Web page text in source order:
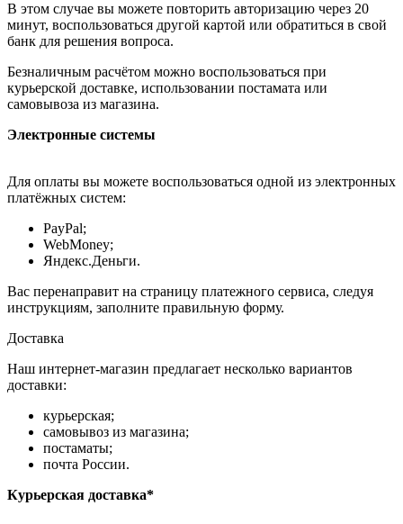
В этом случае вы можете повторить авторизацию через 20
минут, воспользоваться другой картой или обратиться в свой
банк для решения вопроса.
Безналичным расчётом можно воспользоваться при
курьерской доставке, использовании постамата или
самовывоза из магазина.
Электронные системы
Для оплаты вы можете воспользоваться одной из электронных
платёжных систем:
PayPal;
WebMoney;
Яндекс.Деньги.
Вас перенаправит на страницу платежного сервиса, следуя
инструкциям, заполните правильную форму.
Доставка
Наш интернет-магазин предлагает несколько вариантов
доставки:
курьерская;
самовывоз из магазина;
постаматы;
почта России.
Курьерская доставка*